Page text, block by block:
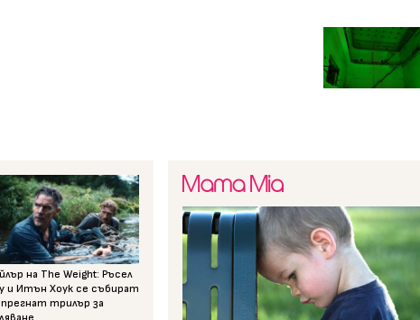
на The Weight: Ръсел
и Итън Хоук се събират
трилър за